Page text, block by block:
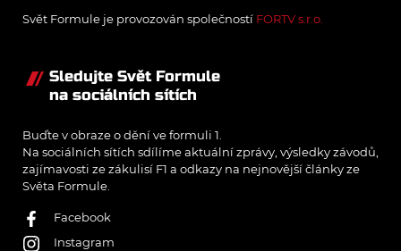
Svět Formule je provozován společností FORTV s.r.o.
Sledujte Svět Formule
na sociálních sítích
Buďte v obraze o dění ve formuli 1.
Na sociálních sítích sdílíme aktuální zprávy, výsledky závodů,
zajímavosti ze zákulisí F1 a odkazy na nejnovější články ze
Světa Formule.
Facebook
Instagram